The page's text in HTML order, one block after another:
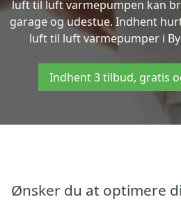
luft til luft varmepumpen kan
garage og udestue. Indhent
luft til luft varmepumper i
Indhent 3 tilbud, gratis
Ønsker du at optimere